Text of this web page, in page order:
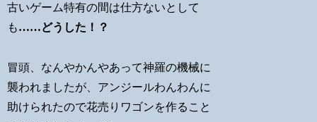
古いゲーム特有の間は仕方ないとして
も……どうした！？
冒頭、なんやかんやあって神羅の機械に
襲われましたが、アンジールわんわんに
助けられたので花売りワゴンを作ること